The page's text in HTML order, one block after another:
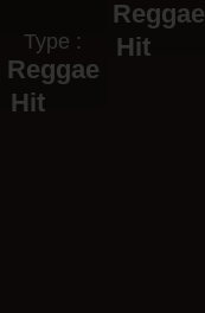
Type :
Reggae
Hit
Reggae
Hit